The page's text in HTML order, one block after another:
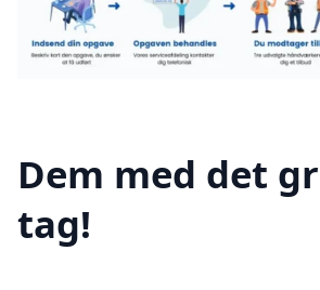
Dem med det
tag!